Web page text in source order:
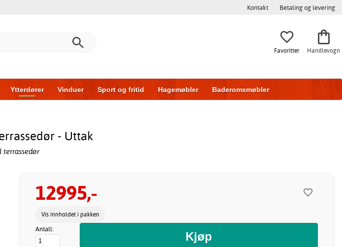
Kontakt Betaling og levering
Favoritter Handlevogn
Ytterdører Vinduer Sport og fritid Hagemøbler Baderomsmøbler
- Uttak
terrassedør
12995,-
Vis innholdet i pakken
Antall: